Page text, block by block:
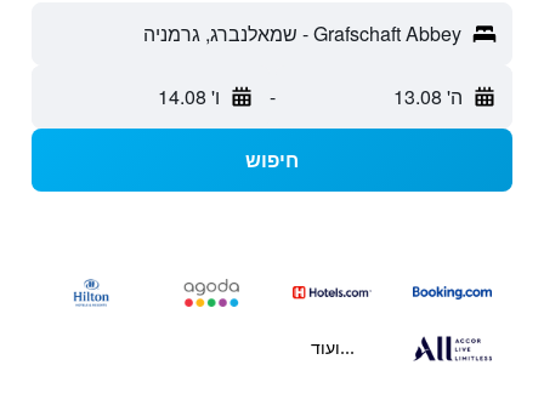
Grafschaft Abbey - שמאלנברג, גרמניה
ה' 13.08 - ו' 14.08
חיפוש
...ועוד